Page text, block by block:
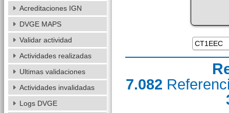
7.082
Acreditaciones IGN
DVGE MAPS
Validar actividad
Actividades realizadas
Ultimas validaciones
Actividades invalidadas
Logs DVGE